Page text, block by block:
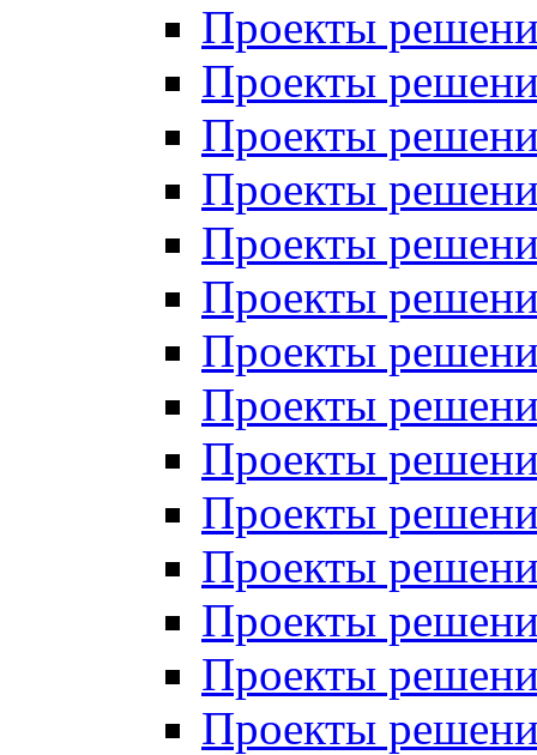
Проекты
Проекты
Проекты
Проекты
Проекты
Проекты
Проекты
Проекты
Проекты
Проекты
Проекты
Проекты
Проекты
Проекты